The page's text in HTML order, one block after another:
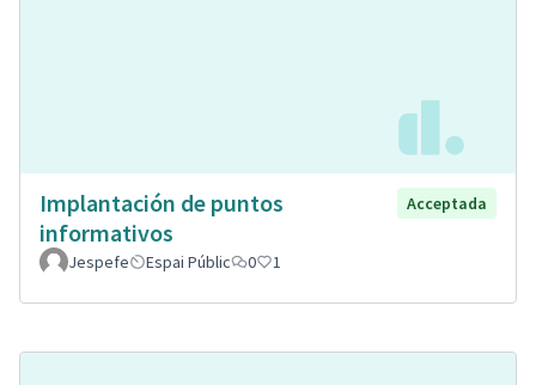
Implantación de puntos
informativos
Acceptada
Jespefe Espai Públic 0 1